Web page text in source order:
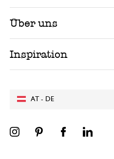
AT - DE
Über uns
Inspiration